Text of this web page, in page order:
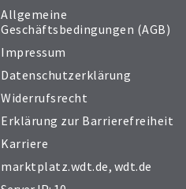
Allgemeine
Geschäftsbedingungen (AGB)
Impressum
Datenschutzerklärung
Widerrufsrecht
Erklärung zur Barrierefreiheit
Karriere
marktplatz.wdt.de, wdt.de